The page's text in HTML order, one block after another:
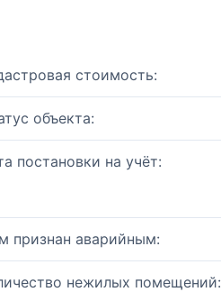
стоимость:
объекта:
постановки на учёт:
признан аварийным:
нежилых помещений: